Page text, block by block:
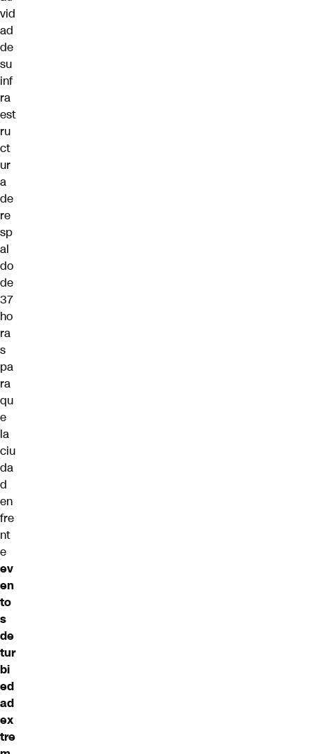
vid
ad
de
su
inf
ra
est
ru
ct
ur
a
de
re
sp
al
do
de
37
ho
ra
s
pa
ra
qu
e
la
ciu
da
d
en
fre
nt
e
ev
en
to
s
de
tur
bi
ed
ad
ex
tre